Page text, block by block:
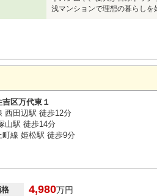
浅マンションで理想の暮らしを
区万代東１
西田辺駅 徒歩12分
山駅 徒歩14分
町線 姫松駅 徒歩9分
4,980万円